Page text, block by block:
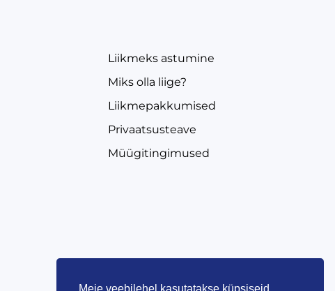
Liikmeks astumine
Miks olla liige?
Liikmepakkumised
Privaatsusteave
Müügitingimused